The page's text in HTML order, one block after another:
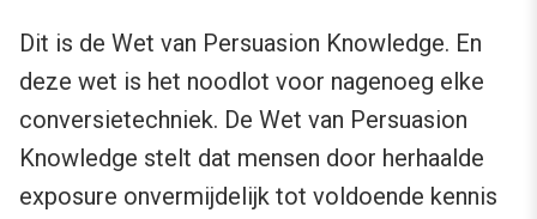
Dit is de Wet van Persuasion Knowledge. En
deze wet is het noodlot voor nagenoeg elke
conversietechniek. De Wet van Persuasion
Knowledge stelt dat mensen door herhaalde
exposure onvermijdelijk tot voldoende kennis